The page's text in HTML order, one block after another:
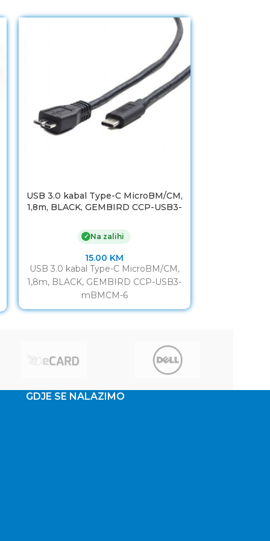
USB 3.0 kabal Type-C MicroBM/CM,
1,8m, BLACK, GEMBIRD CCP-USB3-
✓ Na zalihi
15.00 KM
USB 3.0 kabal Type-C MicroBM/CM,
1,8m, BLACK, GEMBIRD CCP-USB3-
mBMCM-6
GDJE SE NALAZIMO